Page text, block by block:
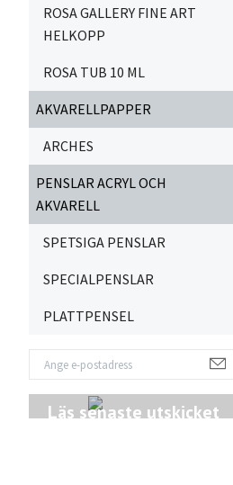
ROSA GALLERY FINE ART
HELKOPP
ROSA TUB 10 ML
AKVARELLPAPPER
ARCHES
PENSLAR ACRYL OCH
AKVARELL
SPETSIGA PENSLAR
SPECIALPENSLAR
PLATTPENSEL
Läs senaste utskicket